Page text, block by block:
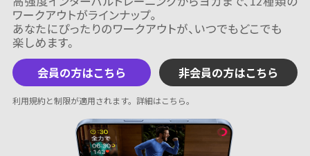
会員の方はこちら 非会員の方はこちら
利用規約と制限が適用されます。 詳細はこちら。